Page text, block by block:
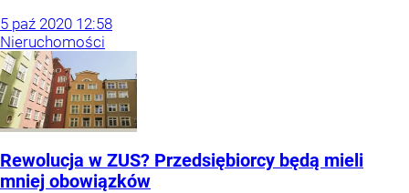
5 paź 2020 12:58
Nieruchomości
Rewolucja w ZUS? Przedsiębiorcy będą mieli
mniej obowiązków